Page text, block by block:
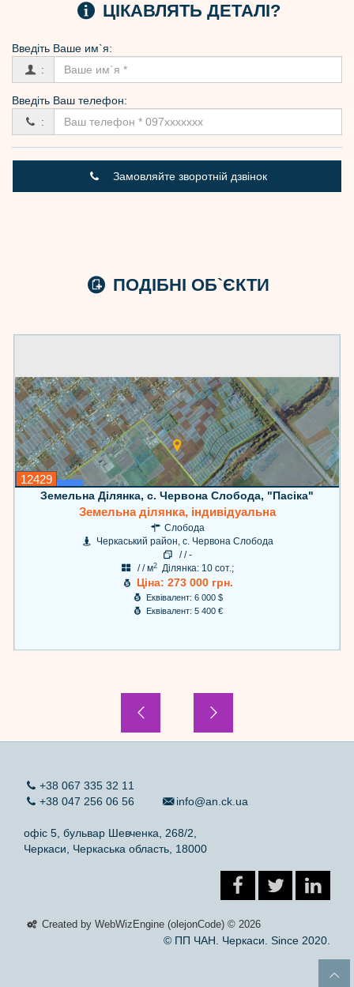
ЦІКАВЛЯТЬ ДЕТАЛІ?
Введіть Вашe им`я:
:
Введіть Ваш телефон:
:
Замовляйте зворотній дзвінок
ПОДІБНІ ОБ`ЄКТИ
12429
Земельна Ділянка, с. Червона Слобода, "Пасіка"
Земельна ділянка, індивідуальна
Слобода
Черкаський район, с. Червона Слобода
/ / -
/ / м2 Ділянка: 10 сот.;
Ціна: 273 000 грн.
Еквівалент: 6 000 $
Еквівалент: 5 400 €
+38 067 335 32 11
+38 047 256 06 56
info@an.ck.ua
офіс 5, бульвар Шевченка, 268/2,
Черкаси, Черкаська область, 18000
Created by WebWizEngine (olejonCode) © 2026
© ПП ЧАН. Черкаси. Since 2020.